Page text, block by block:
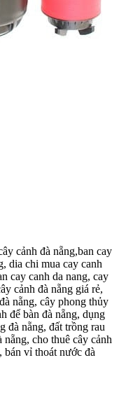
cảnh đà nẵng,ban cay
dia chi mua cay canh
cay canh da nang, cay
cảnh đà nẵng giá rẻ,
nẵng, cây phong thủy
để bàn đà nẵng, dụng
đà nẵng, đất trồng rau
cho thuê cây cảnh
bán vỉ thoát nước đà